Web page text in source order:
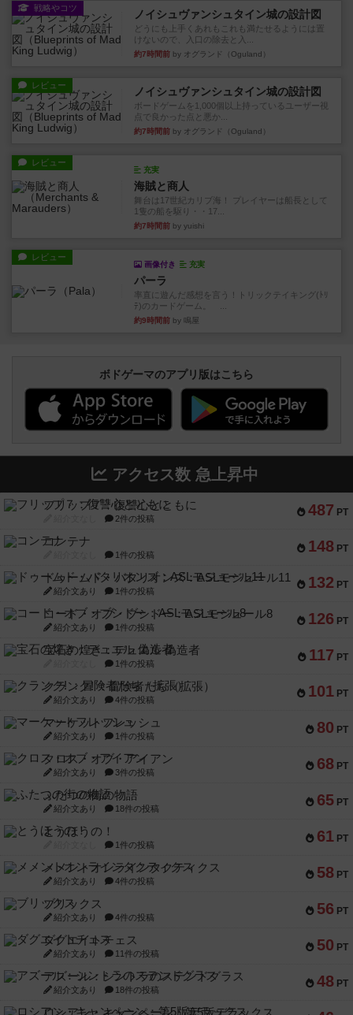
戦略やコツ ノイシュヴァンシュタイン城の設計図
どうにも上手くあれもこれも満たせるようには置
けないので、入口の除去と入...
約7時間前 by オグランド（Oguland）
レビュー ノイシュヴァンシュタイン城の設計図
ボードゲームを1,000個以上持っているユーザー視
点で良かった点と悪か...
約7時間前 by オグランド（Oguland）
レビュー
充実
海賊と商人
舞台は17世紀カリブ海！ プレイヤーは船長として
1隻の船を駆り・・17...
約7時間前 by yuishi
レビュー
画像付き 充実
パーラ
率直に遊んだ感想を言う！トリックテイキング(ﾄﾘ
ﾃ)のカードゲーム。 ...
約9時間前 by 鳴屋
ボドゲーマのアプリ版はこちら
アクセス数 急上昇中
487 PT
フリップ７：復讐心とともに
2件の投稿
148 PT
コンテナ
1件の投稿
132 PT
ドゥームド・バタリオンズ：ASLモジュール11
紹介文あり 1件の投稿
126 PT
コード・オブ・ブシドー：ASLモジュール8
紹介文あり 1件の投稿
117 PT
宝石の煌き：デュエル 偽造者
1件の投稿
101 PT
クランク! ：冒険者たち（拡張）
紹介文あり 4件の投稿
80 PT
マーケットフレッシュ
紹介文あり 1件の投稿
68 PT
クロス・オブ・アイアン
紹介文あり 3件の投稿
65 PT
ふたつの街の物語
紹介文あり 18件の投稿
61 PT
とうほうの！
1件の投稿
58 PT
メメントオンラインタクティクス
紹介文あり 4件の投稿
56 PT
ブリックス
紹介文あり 4件の投稿
50 PT
ダグエイトチェス
紹介文あり 11件の投稿
48 PT
アズール：シントラのステンドグラス
紹介文あり 18件の投稿